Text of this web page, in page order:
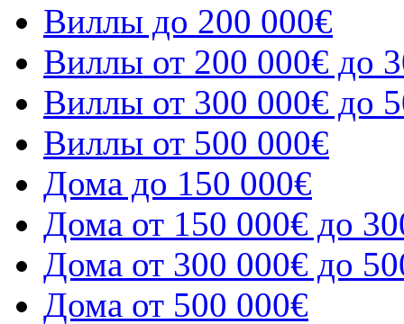
Виллы до 200 000€
Виллы от 200 000€ до
Виллы от 300 000€ до
Виллы от 500 000€
Дома до 150 000€
Дома от 150 000€ до
Дома от 300 000€ до
Дома от 500 000€